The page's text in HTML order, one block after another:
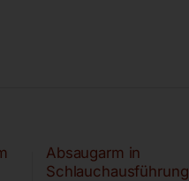
Absaugarm in
Schlauchausführung